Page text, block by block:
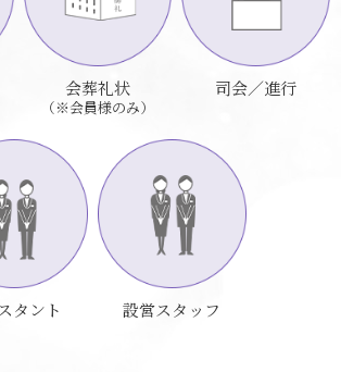
会葬礼状
（※会員様のみ）
司会／進行
タント 設営スタッフ